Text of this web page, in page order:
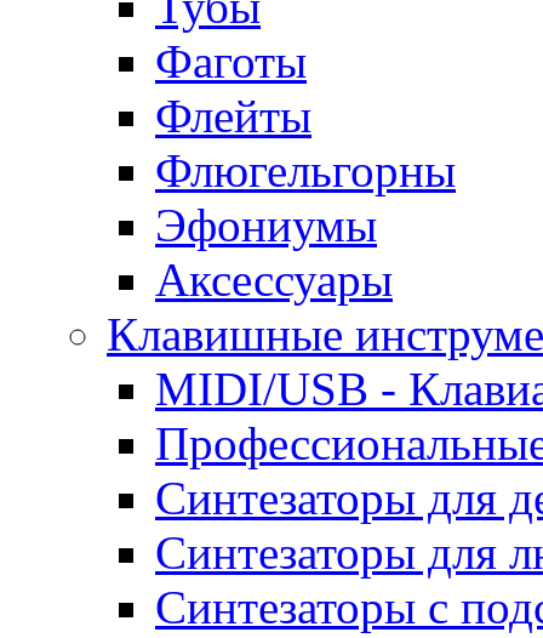
Фаготы
Флейты
Флюгельгорны
Эфониумы
Аксессуары
Клавишные
MIDI/USB -
Синтезаторы для
Синтезаторы для
Синтезаторы с